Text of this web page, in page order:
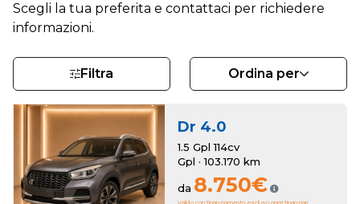
Scegli la tua preferita e contattaci per richiedere
informazioni.
Filtra Ordina per
Dr 4.0
1.5 Gpl 114cv
Gpl · 103.170 km
da 8.750€